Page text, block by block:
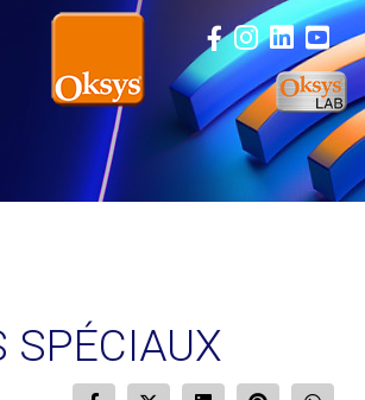
SPÉCIAUX